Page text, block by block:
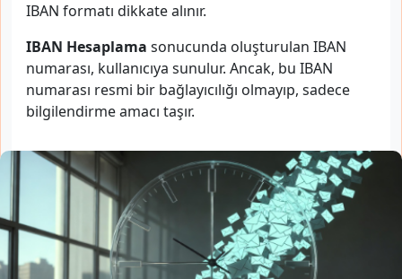
IBAN formatı dikkate alınır.
IBAN Hesaplama sonucunda oluşturulan IBAN
numarası, kullanıcıya sunulur. Ancak, bu IBAN
numarası resmi bir bağlayıcılığı olmayıp, sadece
bilgilendirme amacı taşır.